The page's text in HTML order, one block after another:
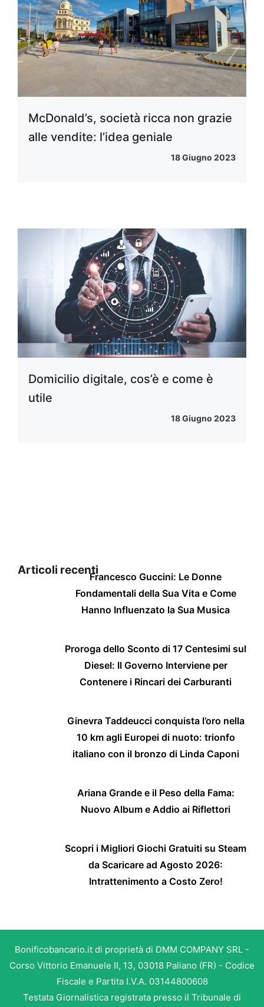
McDonald’s, società ricca non grazie
alle vendite: l’idea geniale
18 Giugno 2023
Domicilio digitale, cos’è e come è
utile
18 Giugno 2023
Articoli recentiFrancesco Guccini: Le Donne
Fondamentali della Sua Vita e Come
Hanno Influenzato la Sua Musica
Proroga dello Sconto di 17 Centesimi sul
Diesel: Il Governo Interviene per
Contenere i Rincari dei Carburanti
Ginevra Taddeucci conquista l’oro nella
10 km agli Europei di nuoto: trionfo
italiano con il bronzo di Linda Caponi
Ariana Grande e il Peso della Fama:
Nuovo Album e Addio ai Riflettori
Scopri i Migliori Giochi Gratuiti su Steam
da Scaricare ad Agosto 2026:
Intrattenimento a Costo Zero!
Bonificobancario.it di proprietà di DMM COMPANY SRL -
Corso Vittorio Emanuele II, 13, 03018 Paliano (FR) - Codice
Fiscale e Partita I.V.A. 03144800608
Testata Giornalistica registrata presso il Tribunale di